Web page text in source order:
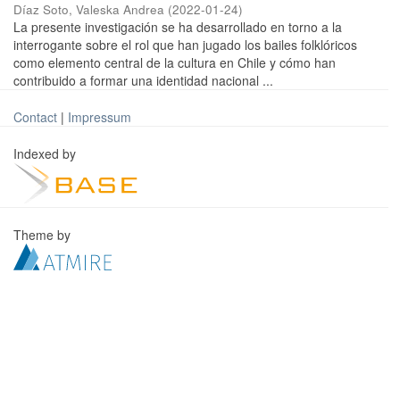
Díaz Soto, Valeska Andrea (2022-01-24)
La presente investigación se ha desarrollado en torno a la
interrogante sobre el rol que han jugado los bailes folklóricos
como elemento central de la cultura en Chile y cómo han
contribuido a formar una identidad nacional ...
Contact | Impressum
Indexed by
Theme by